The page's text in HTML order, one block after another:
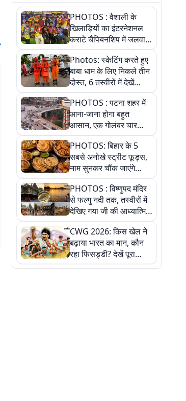
PHOTOS : वैशाली के
खिलाड़ियों का इंटरनेशनल
कराटे चैंपियनशिप में जलवा,
जीते 9 पदक, पांच तस्वीर से
देखिए पूरा खेल
Photos: स्केटिंग करते हुए
बाबा धाम के लिए निकले तीन
दोस्त, 6 तस्वीरों में देखें
आस्था और जुनून की कहानी
PHOTOS : पटना शहर में
आना-जाना होगा बहुत
आसान, एक गोलंबर चार
फ्लाईओवर को जोड़ेगा
PHOTOS: बिहार के 5
सबसे अनोखे स्ट्रीट फूड्स,
नाम सुनकर चौंक जाएंगे
लेकिन स्वाद ऐसा कि बार-बार
खाने का करेगा मन
PHOTOS : विष्णुपद मंदिर
से फल्गु नदी तक, तस्वीरों में
देखिए गया जी की आध्यात्मिक
पहचान
CWG 2026: किस खेल ने
बढ़ाया भारत का मान, कौन
रहा फिसड्डी? देखें पूरा
रिपोर्ट कार्ड